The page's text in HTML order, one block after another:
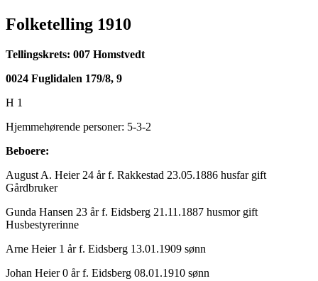
Folketelling 1910
Tellingskrets: 007 Homstvedt
0024 Fuglidalen 179/8, 9
H 1
Hjemmehørende personer: 5-3-2
Beboere:
August A. Heier 24 år f. Rakkestad 23.05.1886 husfar gift
Gårdbruker
Gunda Hansen 23 år f. Eidsberg 21.11.1887 husmor gift
Husbestyrerinne
Arne Heier 1 år f. Eidsberg 13.01.1909 sønn
Johan Heier 0 år f. Eidsberg 08.01.1910 sønn